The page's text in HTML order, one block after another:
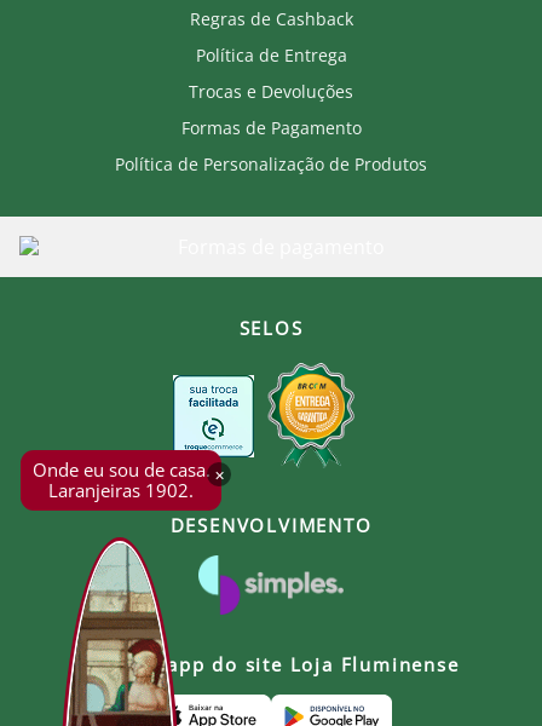
×
Onde eu sou de casa.
Laranjeiras 1902.
Regras de Cashback
Política de Entrega
Trocas e Devoluções
Formas de Pagamento
Política de Personalização de Produtos
SELOS
DESENVOLVIMENTO
Baixe o app do site Loja Fluminense